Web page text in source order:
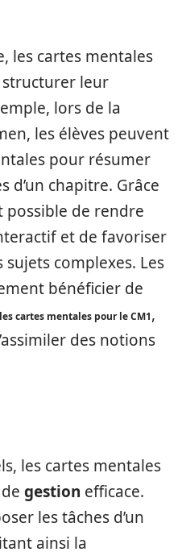
les cartes mentales
leur
lors de la
les élèves peuvent
pour résumer
d’un chapitre. Grâce
possible de rendre
et de favoriser
complexes. Les
bénéficier de
les cartes mentales pour le CM1,
des notions
les cartes mentales
gestion efficace.
les tâches d’un
ainsi la